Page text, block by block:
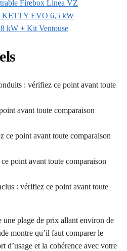
Firebox Linea VZ
KETTY EVO 6,5 kW
kW + Kit Ventouse
: vérifiez ce point avant toute
avant toute comparaison
ce point avant toute comparaison
point avant toute comparaison
: vérifiez ce point avant toute
une plage de prix allant environ de
montre qu’il faut comparer le
d’usage et la cohérence avec votre